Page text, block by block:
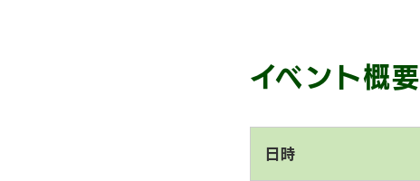
イベント概要
日時